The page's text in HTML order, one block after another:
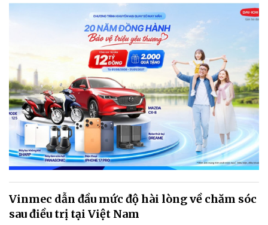
Vinmec dẫn đầu mức độ hài lòng về chăm sóc
sau điều trị tại Việt Nam